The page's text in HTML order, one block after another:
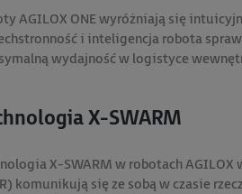
AGILOX ONE wyróżniają się
i inteligencja robota
wydajność w logistyce
X-SWARM
X-SWARM w robotach
komunikują się ze sobą w czasie